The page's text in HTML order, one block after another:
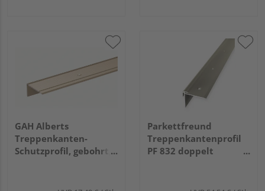
GAH Alberts
Treppenkanten-
Schutzprofil, gebohrt,
1000x45x23x2,5mm
Parkettfreund
Treppenkantenprofil
PF 832 doppelt
2,5mm 2,5m Alu